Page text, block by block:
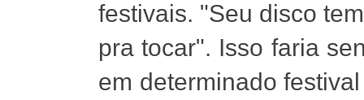
festivais. "Seu disco
pra tocar". Isso faria
em determinado